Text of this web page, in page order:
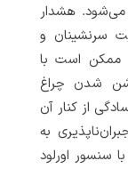
می‌شود. هشدار
سرنشینان و
ممکن است با
شدن چراغ
از کنار آن
به
سنسور اورلود